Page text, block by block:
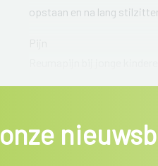
opstaan en na lang
Reumapijn bij jonge
Koorts en vermoeidheid